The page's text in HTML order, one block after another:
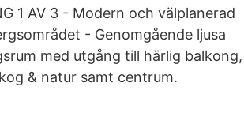
1 AV 3 - Modern och välplanerad
- Genomgående ljusa
med utgång till härlig balkong,
& natur samt centrum.